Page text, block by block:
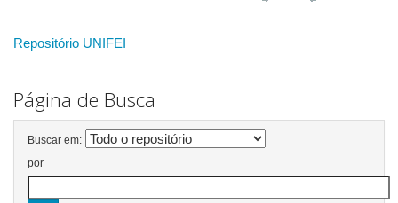
Repositório UNIFEI
Página de Busca
Buscar em:
por